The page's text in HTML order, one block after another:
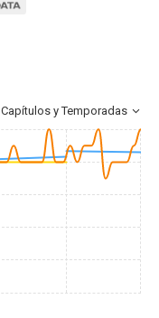
Capítulos y Temporadas